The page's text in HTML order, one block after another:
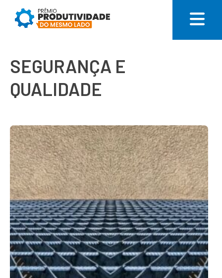
SEGURANÇA E
QUALIDADE